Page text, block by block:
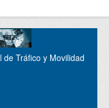
de Tráfico y Movilidad